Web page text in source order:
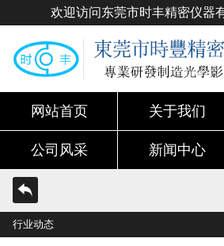
欢迎访问东莞市时丰精密仪器
网站首页 关于我们
公司风采 新闻中心
行业动态